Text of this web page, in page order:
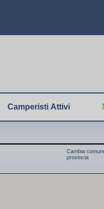
Camperisti Attivi
Cambia
provincia